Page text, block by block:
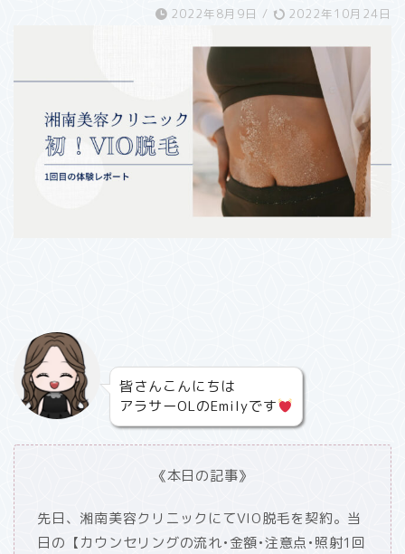
2022年8月9日 / 2022年10月24日
皆さんこんにちは
アラサーOLのEmilyです
《本日の記事》
先日、湘南美容クリニックにてVIO脱毛を契約。当
日の【カウンセリングの流れ•金額•注意点•照射1回